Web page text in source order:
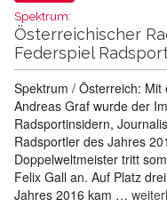
Spektrum:
Österreichischer
Federspiel
Spektrum / Österreich:
Andreas Graf wurde der
Radsportinsidern,
Radsportler des Jahres
Doppelweltmeister tritt
Felix Gall an. Auf Platz
Jahres 2016 kam …